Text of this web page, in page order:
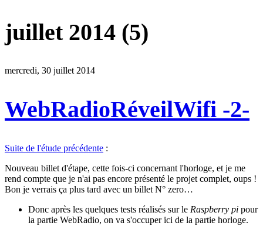
juillet 2014 (5)
mercredi, 30 juillet 2014
WebRadioRéveilWifi -2-
Suite de l'étude précédente :
Nouveau billet d'étape, cette fois-ci concernant l'horloge, et je me
rend compte que je n'ai pas encore présenté le projet complet, oups !
Bon je verrais ça plus tard avec un billet N° zero…
Donc après les quelques tests réalisés sur le Raspberry pi pour
la partie WebRadio, on va s'occuper ici de la partie horloge.